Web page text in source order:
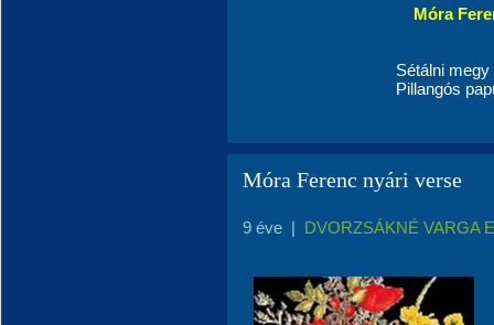
Móra
Sétálni
Pillangós
Móra Ferenc nyári verse
9 éve | DVORZSÁKNÉ VARGA